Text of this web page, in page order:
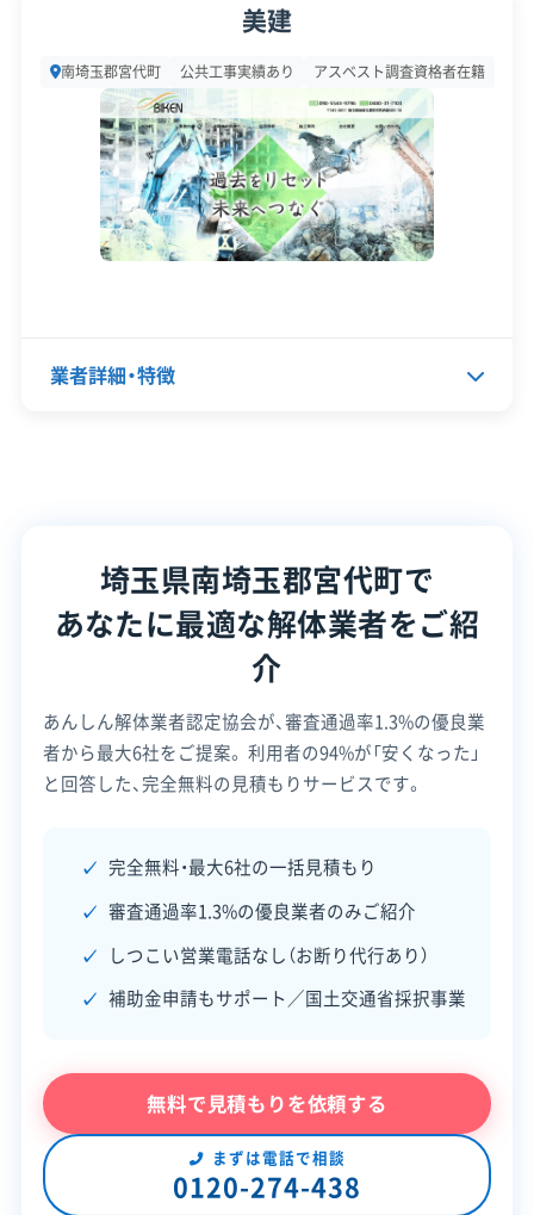
3-15
設立日 2018年5月11日
資本金 300万円
電話番号 0480-77-5434
対応エリア
公式HP 公式サイトを見る
許可番号
【建設業許可】
埼玉県知事：第73156号
【産業廃棄物収集運搬業許可】
栃木県知事：第00900203340号
群馬県知事：第01000203340号
埼玉県知事：第01100203340号
千葉県知事：第01200203340号
全部見る
この解体業者の特徴
対応工事 県外出張
保有資格
建設業許可
産業廃棄物収集運搬業許可
安全対
応・サー
自社ホームページ
無料見積もり
建設リサイクル届
近隣挨拶
美建
南埼玉郡宮代町 公共工事実績あり アスベスト調査資格者在籍
業者詳細・特徴
設立日 -
営業時間 9:00～19:00
対応エリア 埼玉県
建物構造 木造 鉄骨造 RC造 内装解体
対応業務 不用品回収業 土木工事業
SNS SNSを見る
埼玉県南埼玉郡宮代町で
あなたに最適な解体業者をご紹
介
あんしん解体業者認定協会が、審査通過率1.3%の優良業
者から最大6社をご提案。 利用者の94%が「安くなった」
と回答した、完全無料の見積もりサービスです。
完全無料・最大6社の一括見積もり
審査通過率1.3%の優良業者のみご紹介
しつこい営業電話なし（お断り代行あり）
補助金申請もサポート／国土交通省採択事業
無料で見積もりを依頼する
まずは電話で相談
0120-274-438